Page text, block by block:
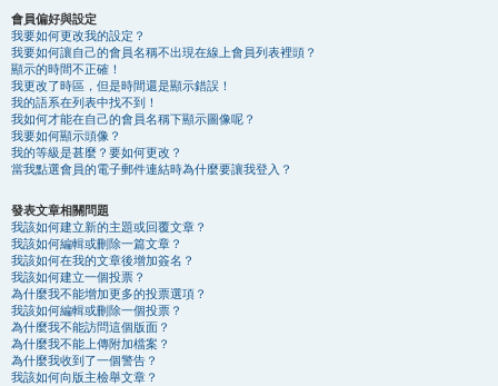
會員偏好與設定
我要如何更改我的設定？
我要如何讓自己的會員名稱不出現在線上會員列表裡頭？
顯示的時間不正確！
我更改了時區，但是時間還是顯示錯誤！
我的語系在列表中找不到！
我如何才能在自己的會員名稱下顯示圖像呢？
我要如何顯示頭像？
我的等級是甚麼？要如何更改？
當我點選會員的電子郵件連結時為什麼要讓我登入？
發表文章相關問題
我該如何建立新的主題或回覆文章？
我該如何編輯或刪除一篇文章？
我該如何在我的文章後增加簽名？
我該如何建立一個投票？
為什麼我不能增加更多的投票選項？
我該如何編輯或刪除一個投票？
為什麼我不能訪問這個版面？
為什麼我不能上傳附加檔案？
為什麼我收到了一個警告？
我該如何向版主檢舉文章？